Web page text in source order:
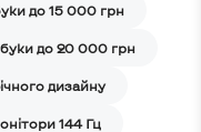
до 15 000 грн
до 20 000 грн
дизайну
144 Гц